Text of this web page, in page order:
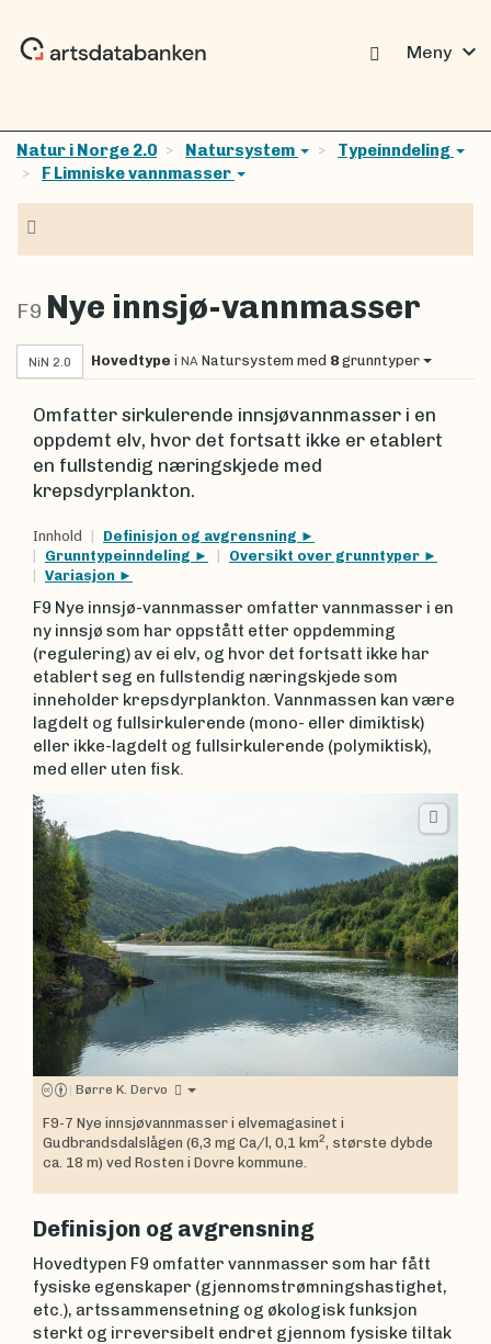
Meny expand_more
Natur i Norge 2.0 Natursystem
Typeinndeling
F Limniske vannmasser
F9 Nye innsjø-vannmasser
NiN 2.0 Hovedtype i NA Natursystem med 8grunntyper
Omfatter sirkulerende innsjøvannmasser i en
oppdemt elv, hvor det fortsatt ikke er etablert
en fullstendig næringskjede med
krepsdyrplankton.
Innhold
Definisjon og avgrensning
Grunntypeinndeling
Oversikt over grunntyper
Variasjon
F9 Nye innsjø-vannmasser omfatter vannmasser i en
ny innsjø som har oppstått etter oppdemming
(regulering) av ei elv, og hvor det fortsatt ikke har
etablert seg en fullstendig næringskjede som
inneholder krepsdyrplankton. Vannmassen kan være
lagdelt og fullsirkulerende (mono- eller dimiktisk)
eller ikke-lagdelt og fullsirkulerende (polymiktisk),
med eller uten fisk.
| Børre K. Dervo
F9-7 Nye innsjøvannmasser i elvemagasinet i
Gudbrandsdalslågen (6,3 mg Ca/l, 0,1 km2, største dybde
ca. 18 m) ved Rosten i Dovre kommune.
Definisjon og avgrensning
Hovedtypen F9 omfatter vannmasser som har fått
fysiske egenskaper (gjennomstrømningshastighet,
etc.), artssammensetning og økologisk funksjon
sterkt og irreversibelt endret gjennom fysiske tiltak